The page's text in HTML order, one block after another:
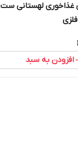
غذاخوری لهستانی ست
افزودن به سبد